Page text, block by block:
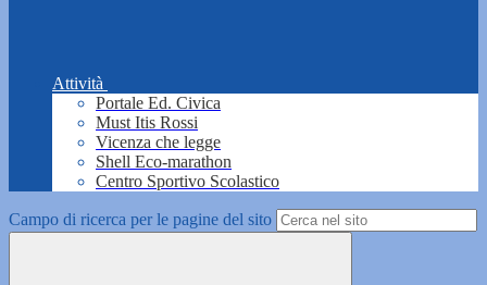
Attività
Portale Ed. Civica
Must Itis Rossi
Vicenza che legge
Shell Eco-marathon
Centro Sportivo Scolastico
Campo di ricerca per le pagine del sito